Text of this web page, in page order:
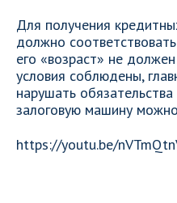
Для получения
должно
его «возраст» не
условия соблюдены,
нарушать
залоговую машину
https://youtu.be/